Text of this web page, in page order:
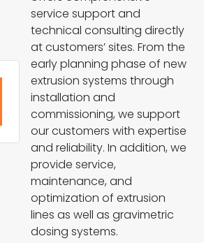
service support and
technical consulting directly
at customers’ sites. From the
early planning phase of new
extrusion systems through
installation and
commissioning, we support
our customers with expertise
and reliability. In addition, we
provide service,
maintenance, and
optimization of extrusion
lines as well as gravimetric
dosing systems.